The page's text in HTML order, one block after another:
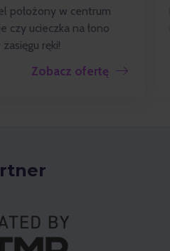
położony w centrum
czy ucieczka na łono
ręki!
Zobacz ofertę